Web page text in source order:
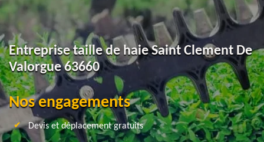
Entreprise taille de haie Saint Clement De
Valorgue 63660
Nos engagements
Devis et déplacement gratuits